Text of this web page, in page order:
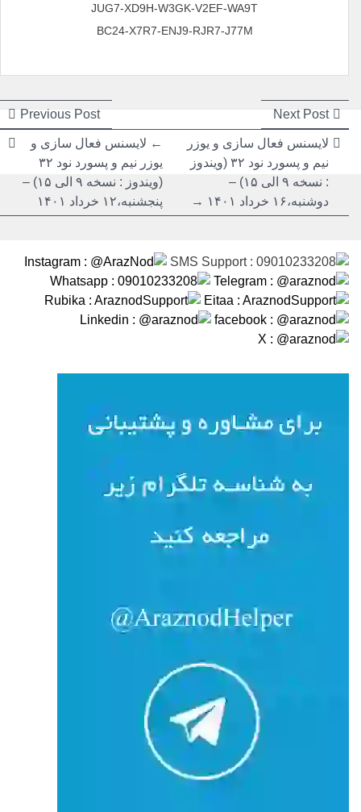
JUG7-XD9H-W3GK-V2EF-WA9T
BC24-X7R7-ENJ9-RJR7-J77M
راهبری
نوشته
Previous Post Next Post
post:
راهبری
نوشته
← لایسنس فعال سازی و
یوزر نیم و پسورد نود ۳۲
(ویندوز : نسخه ۹ الی ۱۵) –
پنجشنبه،۱۲ خرداد ۱۴۰۱
لایسنس فعال سازی و یوزر
نیم و پسورد نود ۳۲ (ویندوز
: نسخه ۹ الی ۱۵) –
دوشنبه،۱۶ خرداد ۱۴۰۱ →